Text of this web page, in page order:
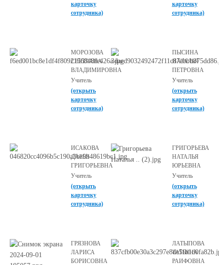
карточку
сотрудника)
карточку
сотрудника)
МОРОЗОВА
СВЕТЛАНА
ВЛАДИМИРОВНА
Учитель
(открыть
карточку
сотрудника)
ПЫСИНА
НАТАЛЬЯ
ПЕТРОВНА
Учитель
(открыть
карточку
сотрудника)
ИСАКОВА
ДАРЬЯ
ГРИГОРЬЕВНА
Учитель
(открыть
карточку
сотрудника)
ГРИГОРЬЕВА
НАТАЛЬЯ
ЮРЬЕВНА
Учитель
(открыть
карточку
сотрудника)
ГРЯЗНОВА
ЛАРИСА
БОРИСОВНА
ЛАТЫПОВА
ТАТЬЯНА
РАИФОВНА